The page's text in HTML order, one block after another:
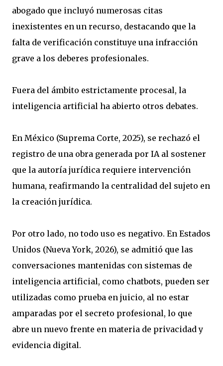
abogado que incluyó numerosas citas
inexistentes en un recurso, destacando que la
falta de verificación constituye una infracción
grave a los deberes profesionales.
Fuera del ámbito estrictamente procesal, la
inteligencia artificial ha abierto otros debates.
En México (Suprema Corte, 2025), se rechazó el
registro de una obra generada por IA al sostener
que la autoría jurídica requiere intervención
humana, reafirmando la centralidad del sujeto en
la creación jurídica.
Por otro lado, no todo uso es negativo. En Estados
Unidos (Nueva York, 2026), se admitió que las
conversaciones mantenidas con sistemas de
inteligencia artificial, como chatbots, pueden ser
utilizadas como prueba en juicio, al no estar
amparadas por el secreto profesional, lo que
abre un nuevo frente en materia de privacidad y
evidencia digital.